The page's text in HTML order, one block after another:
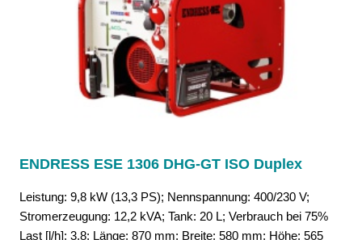
ENDRESS ESE 1306 DHG-GT ISO Duplex
Leistung: 9,8 kW (13,3 PS); Nennspannung: 400/230 V;
Stromerzeugung: 12,2 kVA; Tank: 20 L; Verbrauch bei 75%
Last [l/h]: 3,8; Länge: 870 mm; Breite: 580 mm; Höhe: 565